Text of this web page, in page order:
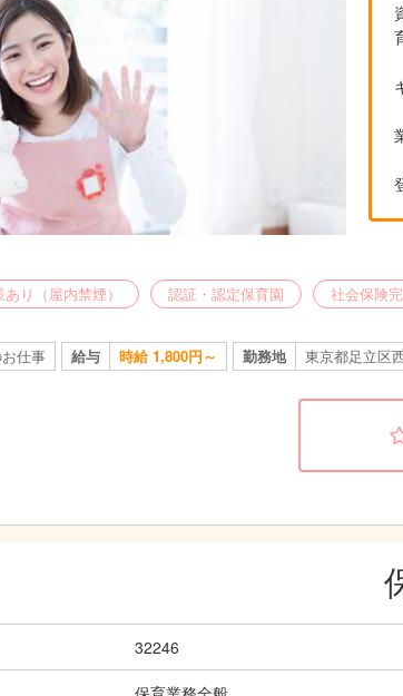
り（屋内禁煙） 認証・認定保育園 社会保険
仕事 給与 時給 1,800円～ 勤務地 東京都足立区
32246